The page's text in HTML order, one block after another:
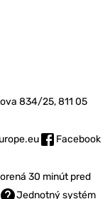
834/25, 811 05
Facebook
30 minút pred
Jednotný systém